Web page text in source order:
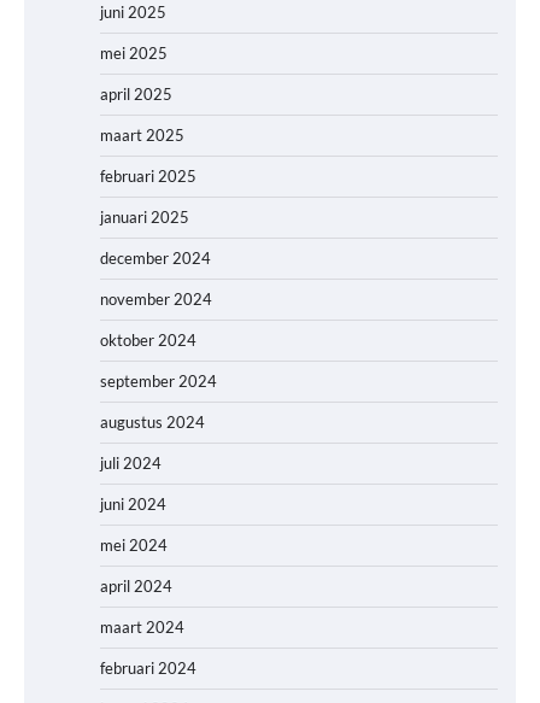
juni 2025
mei 2025
april 2025
maart 2025
februari 2025
januari 2025
december 2024
november 2024
oktober 2024
september 2024
augustus 2024
juli 2024
juni 2024
mei 2024
april 2024
maart 2024
februari 2024